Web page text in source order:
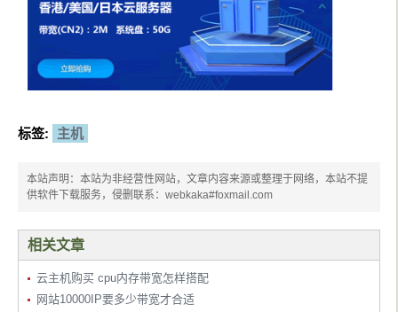
标签: 主机
本站声明：本站为非经营性网站，文章内容来源或整理于网络，本站不提
供软件下载服务，侵删联系：webkaka#foxmail.com
相关文章
云主机购买 cpu内存带宽怎样搭配
网站10000IP要多少带宽才合适